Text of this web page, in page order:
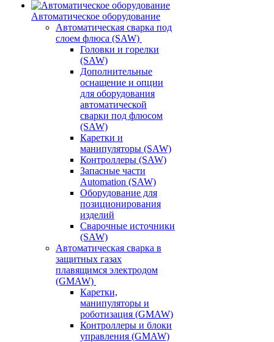
Автоматическое оборудование
Автоматическая сварка под
слоем флюса (SAW)
Головки и горелки
(SAW)
Дополнительные
оснащение и опции
для оборудования
автоматической
сварки под флюсом
(SAW)
Каретки и
манипуляторы (SAW)
Контроллеры (SAW)
Запасные части
Automation (SAW)
Оборудование для
позиционирования
изделий
Сварочные источники
(SAW)
Автоматическая сварка в
защитных газах
плавящимся электродом
(GMAW)
Каретки,
манипуляторы и
роботизация (GMAW)
Контроллеры и блоки
управления (GMAW)